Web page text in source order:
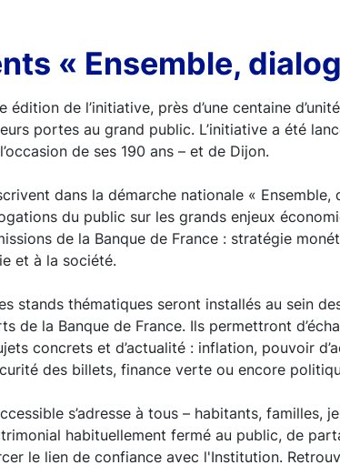
« Ensemble,
édition de l’initiative, près d’une centaine
portes au grand public. L’initiative a été
de ses 190 ans – et de Dijon.
dans la démarche nationale « Ensemble,
du public sur les grands enjeux
de la Banque de France : stratégie
et à la société.
stands thématiques seront installés au sein
de la Banque de France. Ils permettront
concrets et d’actualité : inflation, pouvoir
des billets, finance verte ou encore
s’adresse à tous – habitants, familles,
habituellement fermé au public, de
le lien de confiance avec l'Institution.